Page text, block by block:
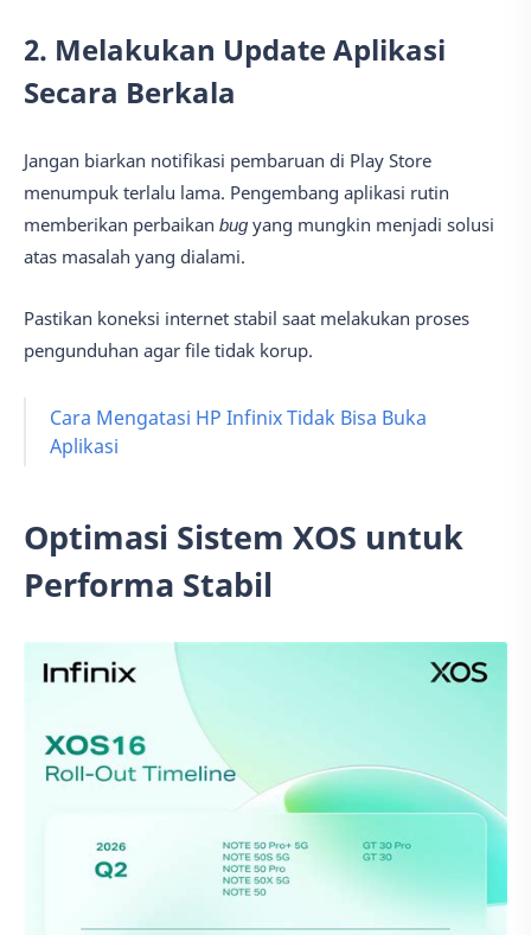
2. Melakukan Update Aplikasi
Secara Berkala
Jangan biarkan notifikasi pembaruan di Play Store
menumpuk terlalu lama. Pengembang aplikasi rutin
memberikan perbaikan bug yang mungkin menjadi solusi
atas masalah yang dialami.
Pastikan koneksi internet stabil saat melakukan proses
pengunduhan agar file tidak korup.
Cara Mengatasi HP Infinix Tidak Bisa Buka
Aplikasi
Optimasi Sistem XOS untuk
Performa Stabil